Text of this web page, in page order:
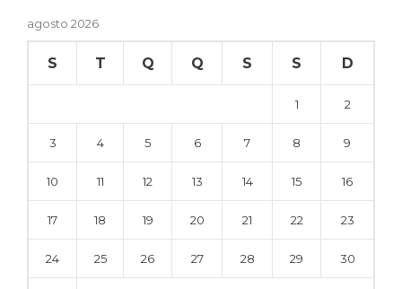
agosto 2026
S T Q Q S S D
1 2
3 4 5 6 7 8 9
10 11 12 13 14 15 16
17 18 19 20 21 22 23
24 25 26 27 28 29 30